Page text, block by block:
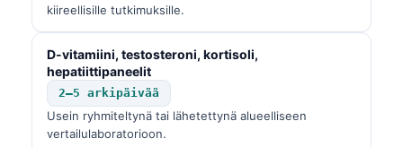
kiireellisille tutkimuksille.
D-vitamiini, testosteroni, kortisoli,
hepatiittipaneelit
2–5 arkipäivää
Usein ryhmiteltynä tai lähetettynä alueelliseen
vertailulaboratorioon.